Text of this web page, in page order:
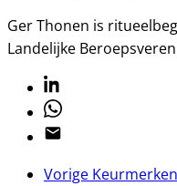
Ger Thonen is
Landelijke
Linkedin
Whatsapp
Email
Vorige